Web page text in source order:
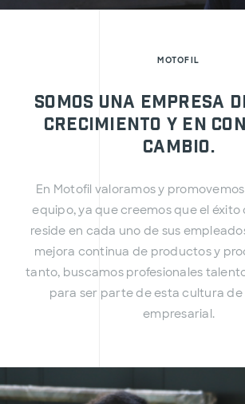
MOTOFIL
Somos una empresa
crecimiento y en
cambio.
En Motofil valoramos y
equipo, ya que creemos que el éxito
reside en cada uno de sus
mejora continua de productos y
tanto, buscamos profesionales
para ser parte de esta cultura de
empresarial.